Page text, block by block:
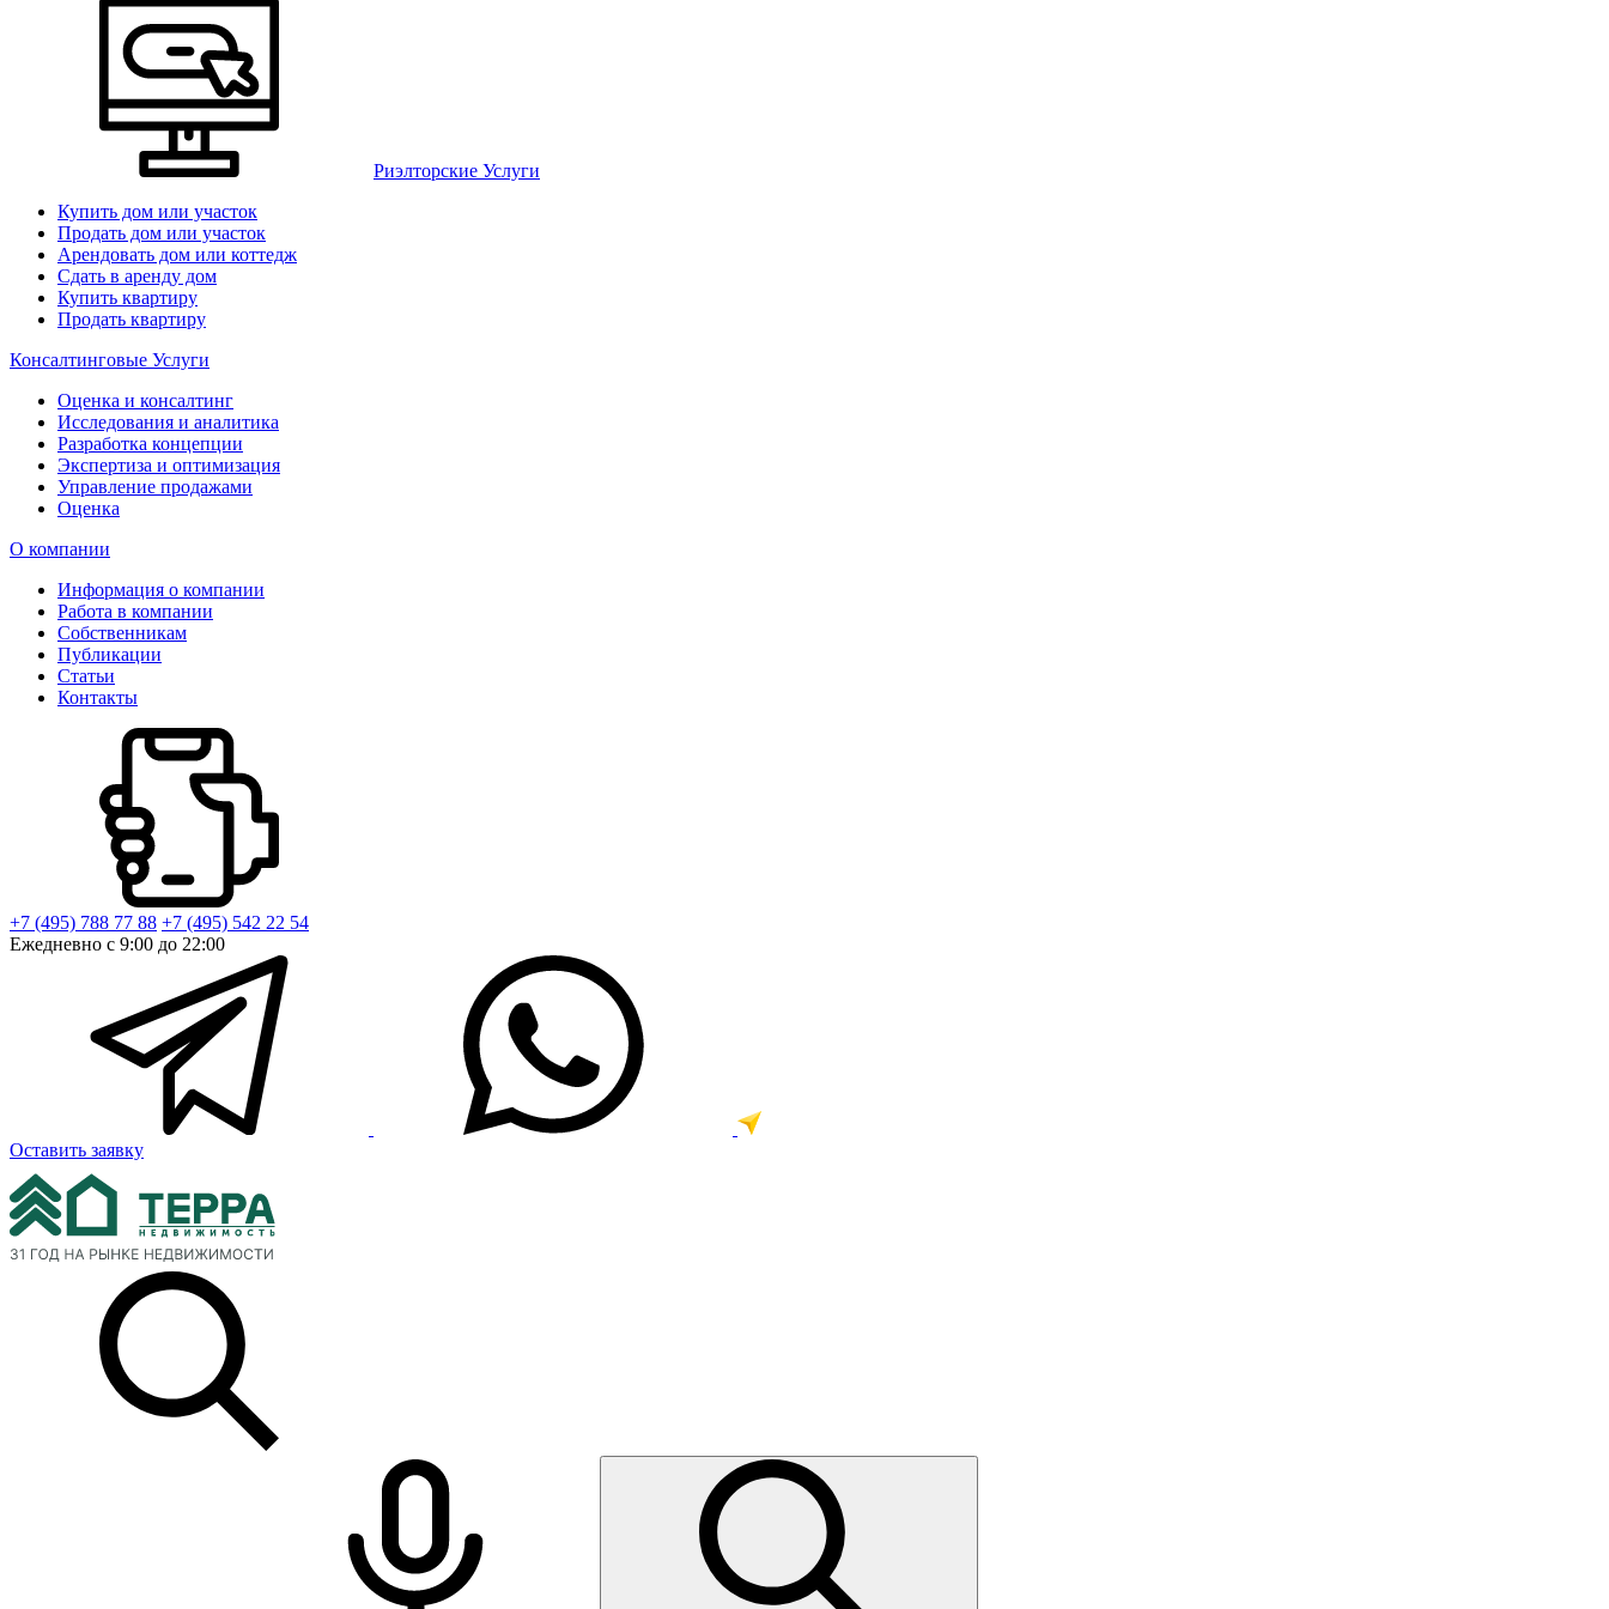
Риэлторские Услуги
Купить дом или участок
Продать дом или участок
Арендовать дом или коттедж
Сдать в аренду дом
Купить квартиру
Продать квартиру
Консалтинговые Услуги
Оценка и консалтинг
Исследования и аналитика
Разработка концепции
Экспертиза и оптимизация
Управление продажами
Оценка
О компании
Информация о компании
Работа в компании
Собственникам
Публикации
Статьи
Контакты
+7 (495) 788 77 88 +7 (495) 542 22 54
Ежедневно с 9:00 до 22:00
Оставить заявку